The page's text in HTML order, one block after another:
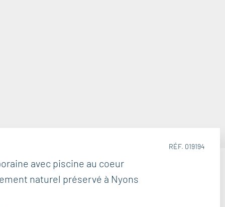
avec piscine au coeur
naturel préservé à Nyons
RÉF. 019194